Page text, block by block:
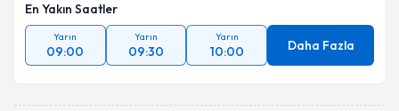
En Yakın Saatler
Yarın
09:00
Yarın
09:30
Yarın
10:00 Daha Fazla